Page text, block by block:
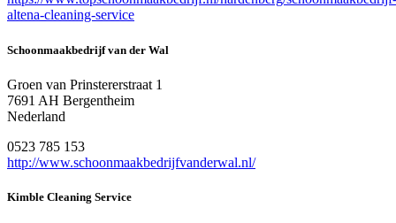
altena-cleaning-service
Schoonmaakbedrijf van der Wal
Groen van Prinstererstraat 1
7691 AH Bergentheim
Nederland
0523 785 153
http://www.schoonmaakbedrijfvanderwal.nl/
Kimble Cleaning Service